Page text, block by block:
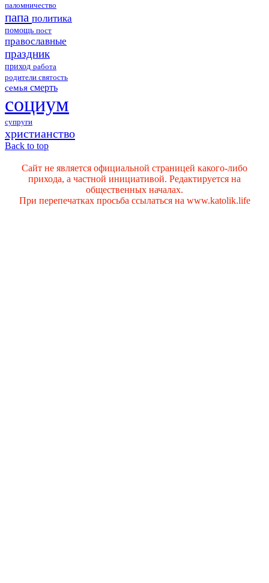
паломничество
папа политика
помощь пост
православные
праздник
приход работа
родители святость
семья смерть
социум
супруги
христианство
Back to top
Сайт не является официальной страницей какого-либо
прихода, а частной инициативой. Редактируется на
общественных началах.
При перепечатках просьба ссылаться на www.katolik.life